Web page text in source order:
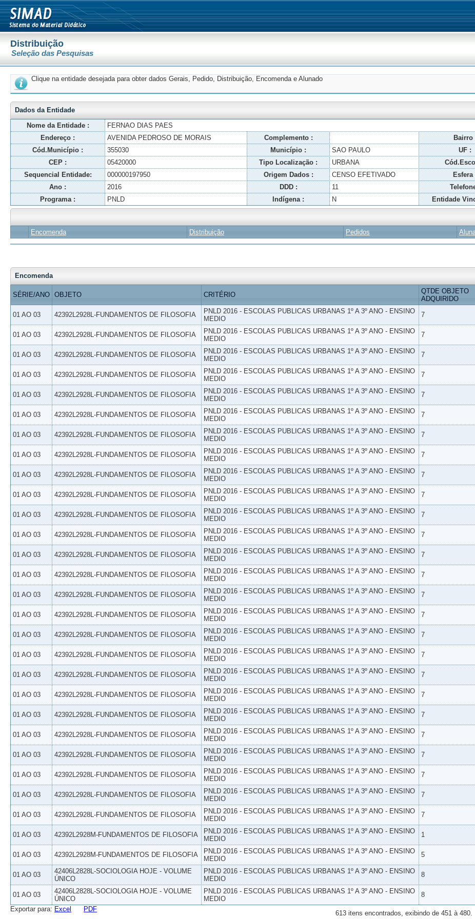
Distribuição
Seleção das Pesquisas
Clique na entidade desejada para obter dados Gerais, Pedido, Distribuição, Encomenda e Alunado
Dados da Entidade
Nome da Entidade :
FERNAO DIAS PAES
Endereço :
AVENIDA PEDROSO DE MORAIS Complemento : Bairro
Cód.Município :
355030 Município : SAO PAULO UF :
CEP :
05420000 Tipo Localização : URBANA
Sequencial Entidade:
000000197950 Origem Dados : CENSO EFETIVADO Esfera
Ano :
2016 DDD : 11
Programa :
PNLD Indígena : N Entidade
Encomenda Distribuição Pedidos
Encomenda
SÉRIE/ANO OBJETO CRITÉRIO
QTDE OBJETO
ADQUIRIDO
01 AO 03 42392L2928L-FUNDAMENTOS DE FILOSOFIA
PNLD 2016 - ESCOLAS PUBLICAS URBANAS 1º A 3º ANO - ENSINO
MEDIO
7
01 AO 03 42392L2928L-FUNDAMENTOS DE FILOSOFIA
PNLD 2016 - ESCOLAS PUBLICAS URBANAS 1º A 3º ANO - ENSINO
MEDIO
7
01 AO 03 42392L2928L-FUNDAMENTOS DE FILOSOFIA
PNLD 2016 - ESCOLAS PUBLICAS URBANAS 1º A 3º ANO - ENSINO
MEDIO
7
01 AO 03 42392L2928L-FUNDAMENTOS DE FILOSOFIA
PNLD 2016 - ESCOLAS PUBLICAS URBANAS 1º A 3º ANO - ENSINO
MEDIO
7
01 AO 03 42392L2928L-FUNDAMENTOS DE FILOSOFIA
PNLD 2016 - ESCOLAS PUBLICAS URBANAS 1º A 3º ANO - ENSINO
MEDIO
7
01 AO 03 42392L2928L-FUNDAMENTOS DE FILOSOFIA
PNLD 2016 - ESCOLAS PUBLICAS URBANAS 1º A 3º ANO - ENSINO
MEDIO
7
01 AO 03 42392L2928L-FUNDAMENTOS DE FILOSOFIA
PNLD 2016 - ESCOLAS PUBLICAS URBANAS 1º A 3º ANO - ENSINO
MEDIO
7
01 AO 03 42392L2928L-FUNDAMENTOS DE FILOSOFIA
PNLD 2016 - ESCOLAS PUBLICAS URBANAS 1º A 3º ANO - ENSINO
MEDIO
7
01 AO 03 42392L2928L-FUNDAMENTOS DE FILOSOFIA
PNLD 2016 - ESCOLAS PUBLICAS URBANAS 1º A 3º ANO - ENSINO
MEDIO
7
01 AO 03 42392L2928L-FUNDAMENTOS DE FILOSOFIA
PNLD 2016 - ESCOLAS PUBLICAS URBANAS 1º A 3º ANO - ENSINO
MEDIO
7
01 AO 03 42392L2928L-FUNDAMENTOS DE FILOSOFIA
PNLD 2016 - ESCOLAS PUBLICAS URBANAS 1º A 3º ANO - ENSINO
MEDIO
7
01 AO 03 42392L2928L-FUNDAMENTOS DE FILOSOFIA
PNLD 2016 - ESCOLAS PUBLICAS URBANAS 1º A 3º ANO - ENSINO
MEDIO
7
01 AO 03 42392L2928L-FUNDAMENTOS DE FILOSOFIA
PNLD 2016 - ESCOLAS PUBLICAS URBANAS 1º A 3º ANO - ENSINO
MEDIO
7
01 AO 03 42392L2928L-FUNDAMENTOS DE FILOSOFIA
PNLD 2016 - ESCOLAS PUBLICAS URBANAS 1º A 3º ANO - ENSINO
MEDIO
7
01 AO 03 42392L2928L-FUNDAMENTOS DE FILOSOFIA
PNLD 2016 - ESCOLAS PUBLICAS URBANAS 1º A 3º ANO - ENSINO
MEDIO
7
01 AO 03 42392L2928L-FUNDAMENTOS DE FILOSOFIA
PNLD 2016 - ESCOLAS PUBLICAS URBANAS 1º A 3º ANO - ENSINO
MEDIO
7
01 AO 03 42392L2928L-FUNDAMENTOS DE FILOSOFIA
PNLD 2016 - ESCOLAS PUBLICAS URBANAS 1º A 3º ANO - ENSINO
MEDIO
7
01 AO 03 42392L2928L-FUNDAMENTOS DE FILOSOFIA
PNLD 2016 - ESCOLAS PUBLICAS URBANAS 1º A 3º ANO - ENSINO
MEDIO
7
01 AO 03 42392L2928L-FUNDAMENTOS DE FILOSOFIA
PNLD 2016 - ESCOLAS PUBLICAS URBANAS 1º A 3º ANO - ENSINO
MEDIO
7
01 AO 03 42392L2928L-FUNDAMENTOS DE FILOSOFIA
PNLD 2016 - ESCOLAS PUBLICAS URBANAS 1º A 3º ANO - ENSINO
MEDIO
7
01 AO 03 42392L2928L-FUNDAMENTOS DE FILOSOFIA
PNLD 2016 - ESCOLAS PUBLICAS URBANAS 1º A 3º ANO - ENSINO
MEDIO
7
01 AO 03 42392L2928L-FUNDAMENTOS DE FILOSOFIA
PNLD 2016 - ESCOLAS PUBLICAS URBANAS 1º A 3º ANO - ENSINO
MEDIO
7
01 AO 03 42392L2928L-FUNDAMENTOS DE FILOSOFIA
PNLD 2016 - ESCOLAS PUBLICAS URBANAS 1º A 3º ANO - ENSINO
MEDIO
7
01 AO 03 42392L2928L-FUNDAMENTOS DE FILOSOFIA
PNLD 2016 - ESCOLAS PUBLICAS URBANAS 1º A 3º ANO - ENSINO
MEDIO
7
01 AO 03 42392L2928L-FUNDAMENTOS DE FILOSOFIA
PNLD 2016 - ESCOLAS PUBLICAS URBANAS 1º A 3º ANO - ENSINO
MEDIO
7
01 AO 03 42392L2928L-FUNDAMENTOS DE FILOSOFIA
PNLD 2016 - ESCOLAS PUBLICAS URBANAS 1º A 3º ANO - ENSINO
MEDIO
7
01 AO 03 42392L2928M-FUNDAMENTOS DE FILOSOFIA
PNLD 2016 - ESCOLAS PUBLICAS URBANAS 1º A 3º ANO - ENSINO
MEDIO
1
01 AO 03 42392L2928M-FUNDAMENTOS DE FILOSOFIA
PNLD 2016 - ESCOLAS PUBLICAS URBANAS 1º A 3º ANO - ENSINO
MEDIO
5
01 AO 03
42406L2828L-SOCIOLOGIA HOJE - VOLUME
ÚNICO
PNLD 2016 - ESCOLAS PUBLICAS URBANAS 1º A 3º ANO - ENSINO
MEDIO
8
01 AO 03
42406L2828L-SOCIOLOGIA HOJE - VOLUME
ÚNICO
PNLD 2016 - ESCOLAS PUBLICAS URBANAS 1º A 3º ANO - ENSINO
MEDIO
8
613 itens encontrados, exibindo de 451 à 480.
Exportar para: Excel PDF